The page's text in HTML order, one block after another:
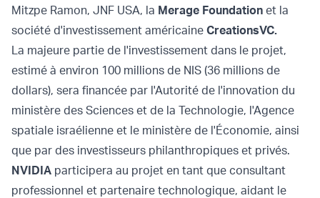
Mitzpe Ramon, JNF USA, la Merage Foundation et la
société d'investissement américaine CreationsVC.
La majeure partie de l'investissement dans le projet,
estimé à environ 100 millions de NIS (36 millions de
dollars), sera financée par l'Autorité de l'innovation du
ministère des Sciences et de la Technologie, l'Agence
spatiale israélienne et le ministère de l'Économie, ainsi
que par des investisseurs philanthropiques et privés.
NVIDIA participera au projet en tant que consultant
professionnel et partenaire technologique, aidant le